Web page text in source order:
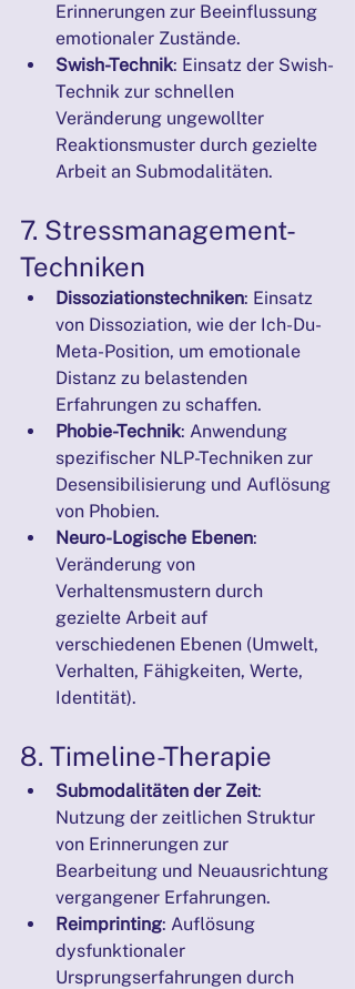
Erinnerungen zur Beeinflussung
emotionaler Zustände.
Swish-Technik: Einsatz der Swish-
Technik zur schnellen
Veränderung ungewollter
Reaktionsmuster durch gezielte
Arbeit an Submodalitäten.
7. Stressmanagement-
Techniken
Dissoziationstechniken: Einsatz
von Dissoziation, wie der Ich-Du-
Meta-Position, um emotionale
Distanz zu belastenden
Erfahrungen zu schaffen.
Phobie-Technik: Anwendung
spezifischer NLP-Techniken zur
Desensibilisierung und Auflösung
von Phobien.
Neuro-Logische Ebenen:
Veränderung von
Verhaltensmustern durch
gezielte Arbeit auf
verschiedenen Ebenen (Umwelt,
Verhalten, Fähigkeiten, Werte,
Identität).
8. Timeline-Therapie
Submodalitäten der Zeit:
Nutzung der zeitlichen Struktur
von Erinnerungen zur
Bearbeitung und Neuausrichtung
vergangener Erfahrungen.
Reimprinting: Auflösung
dysfunktionaler
Ursprungserfahrungen durch